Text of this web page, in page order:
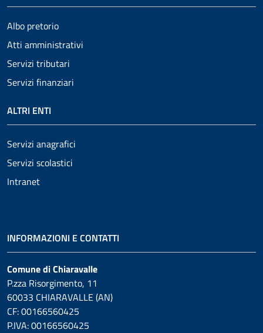
Albo pretorio
Atti amministrativi
Servizi tributari
Servizi finanziari
ALTRI ENTI
Servizi anagrafici
Servizi scolastici
Intranet
INFORMAZIONI E CONTATTI
Comune di Chiaravalle
P.zza Risorgimento, 11
60033 CHIARAVALLE (AN)
CF: 00166560425
P.IVA: 00166560425